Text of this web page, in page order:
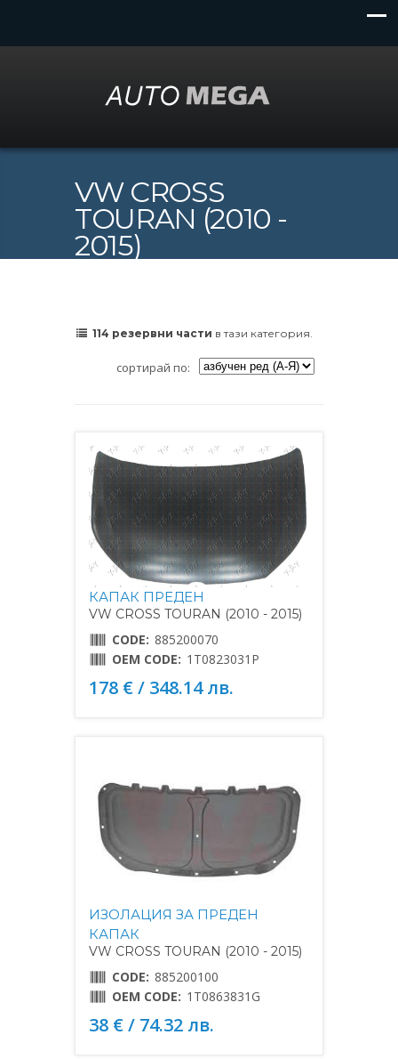
VW CROSS
TOURAN (2010 -
2015)
114 резервни части в тази категория.
сортирай по:
КАПАК ПРЕДЕН
VW CROSS TOURAN (2010 - 2015)
CODE: 885200070
OEM CODE: 1T0823031P
178 € / 348.14 лв.
ИЗОЛАЦИЯ ЗА ПРЕДЕН
КАПАК
VW CROSS TOURAN (2010 - 2015)
CODE: 885200100
OEM CODE: 1T0863831G
38 € / 74.32 лв.